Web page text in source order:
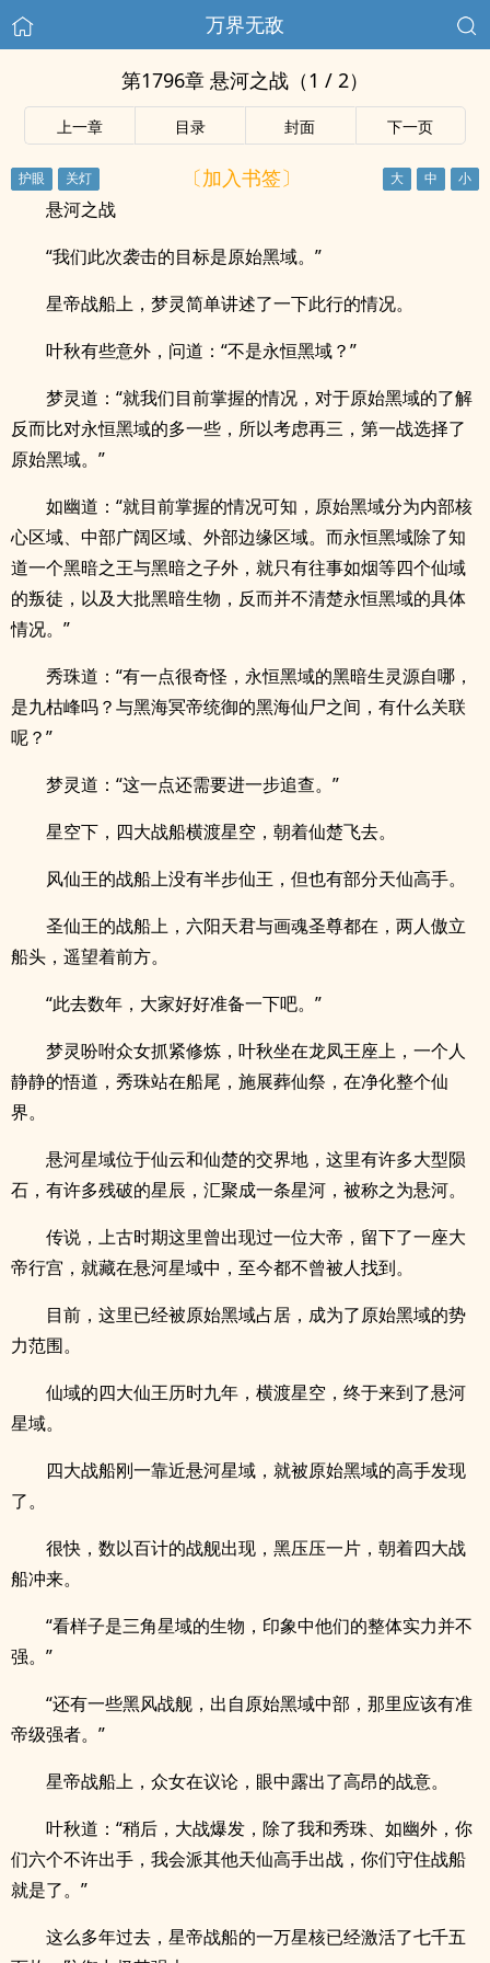
万界无敌
第1796章 悬河之战（1 / 2）
上一章 目录 封面 下一页
〔加入书签〕
悬河之战
“我们此次袭击的目标是原始黑域。”
星帝战船上，梦灵简单讲述了一下此行的情况。
叶秋有些意外，问道：“不是永恒黑域？”
梦灵道：“就我们目前掌握的情况，对于原始黑域的了解
反而比对永恒黑域的多一些，所以考虑再三，第一战选择了
原始黑域。”
如幽道：“就目前掌握的情况可知，原始黑域分为内部核
心区域、中部广阔区域、外部边缘区域。而永恒黑域除了知
道一个黑暗之王与黑暗之子外，就只有往事如烟等四个仙域
的叛徒，以及大批黑暗生物，反而并不清楚永恒黑域的具体
情况。”
秀珠道：“有一点很奇怪，永恒黑域的黑暗生灵源自哪，
是九枯峰吗？与黑海冥帝统御的黑海仙尸之间，有什么关联
呢？”
梦灵道：“这一点还需要进一步追查。”
星空下，四大战船横渡星空，朝着仙楚飞去。
风仙王的战船上没有半步仙王，但也有部分天仙高手。
圣仙王的战船上，六阳天君与画魂圣尊都在，两人傲立
船头，遥望着前方。
“此去数年，大家好好准备一下吧。”
梦灵吩咐众女抓紧修炼，叶秋坐在龙凤王座上，一个人
静静的悟道，秀珠站在船尾，施展葬仙祭，在净化整个仙
界。
悬河星域位于仙云和仙楚的交界地，这里有许多大型陨
石，有许多残破的星辰，汇聚成一条星河，被称之为悬河。
传说，上古时期这里曾出现过一位大帝，留下了一座大
帝行宫，就藏在悬河星域中，至今都不曾被人找到。
目前，这里已经被原始黑域占居，成为了原始黑域的势
力范围。
仙域的四大仙王历时九年，横渡星空，终于来到了悬河
星域。
四大战船刚一靠近悬河星域，就被原始黑域的高手发现
了。
很快，数以百计的战舰出现，黑压压一片，朝着四大战
船冲来。
“看样子是三角星域的生物，印象中他们的整体实力并不
强。”
“还有一些黑风战舰，出自原始黑域中部，那里应该有准
帝级强者。”
星帝战船上，众女在议论，眼中露出了高昂的战意。
叶秋道：“稍后，大战爆发，除了我和秀珠、如幽外，你
们六个不许出手，我会派其他天仙高手出战，你们守住战船
就是了。”
这么多年过去，星帝战船的一万星核已经激活了七千五